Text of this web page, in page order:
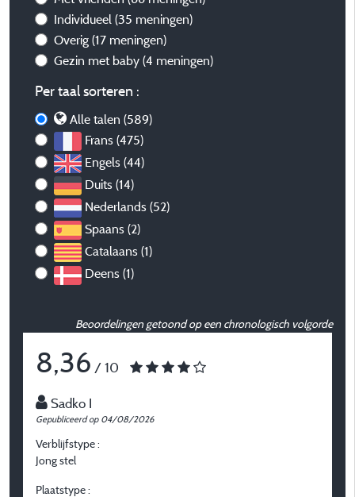
Individueel (35 meningen)
Overig (17 meningen)
Gezin met baby (4 meningen)
Per taal sorteren :
Alle talen (589)
Frans (475)
Engels (44)
Duits (14)
Nederlands (52)
Spaans (2)
Catalaans (1)
Deens (1)
Beoordelingen getoond op een chronologisch volgorde
8,36 / 10
Sadko I
Gepubliceerd op 04/08/2026
Verblijfstype :
Jong stel
Plaatstype :